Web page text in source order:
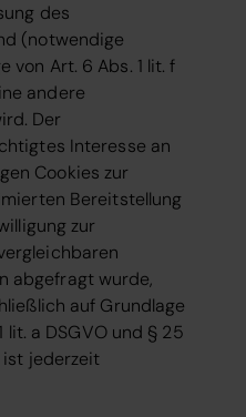
des
(notwendige
von Art. 6 Abs. 1 lit. f
andere
Der
Interesse an
Cookies zur
Bereitstellung
zur
abgefragt wurde,
auf Grundlage
lit. a DSGVO und § 25
ist jederzeit